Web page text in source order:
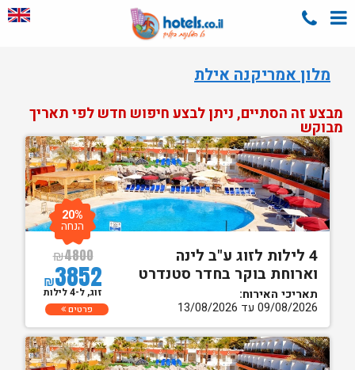
מלון אמריקנה אילת
מבצע זה הסתיים, ניתן לבצע חיפוש חדש לפי תאריך
מבוקש
4 לילות לזוג ע"ב לינה
וארוחת בוקר בחדר סטנדרט
תאריכי האירוח:
09/08/2026 עד 13/08/2026
₪4800
₪3852
20%
הנחה
זוג, ל-4 לילות
פרטים